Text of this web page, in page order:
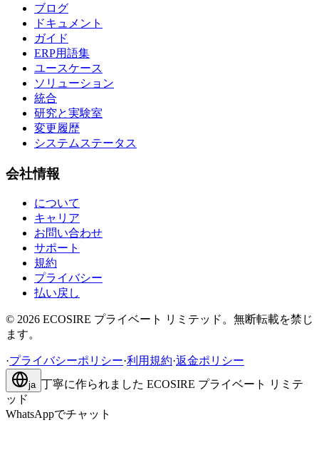
ブログ
ドキュメント
ガイド
ERP用語集
ユースケース
ソリューション
統合
研究と実験室
変更履歴
システムステータス
会社情報
について
キャリア
お問い合わせ
サポート
規約
プライバシー
払い戻し
© 2026 ECOSIRE プライベート リミテッド。無断転載を禁じ
ます。
·プライバシーポリシー·利用規約·返金ポリシー
ja 丁寧に作られました ECOSIRE プライベート リミテ
ッド
WhatsAppでチャット